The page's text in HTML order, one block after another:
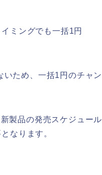
ミングでも一括1円
ため、一括1円のチャン
製品の発売スケジュール
なります。